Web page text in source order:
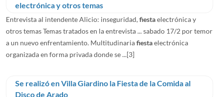
electrónica y otros temas
Entrevista al intendente Alicio: inseguridad,fiestaelectrónica y
otros temas Temas tratados en la entrevista ... sabado 17/2 por temor
a un nuevo enfrentamiento. Multitudinariafiestaelectrónica
organizada en forma privada donde se ...[3]
Se realizó en Villa Giardino la Fiesta de la Comida al
Disco de Arado